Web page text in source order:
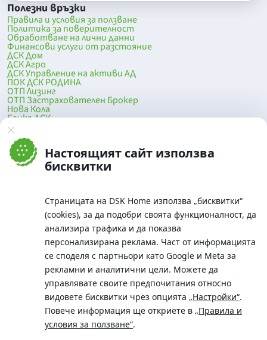
Настоящият сайт използва
бисквитки
Страницата на DSK Home използва „бисквитки“
(cookies), за да подобри своята функционалност, да
анализира трафика и да показва
персонализирана реклама. Част от информацията
се споделя с партньори като Google и Meta за
рекламни и аналитични цели. Можете да
управлявате своите предпочитания относно
видовете бисквитки чрез опцията „Настройки“.
Повече информация ще откриете в „Правила и
условия за ползване“.
Полезни връзки
Правила и условия за ползване
Политика за поверителност
Обработване на лични данни
Финансови услуги от разстояние
ДСК Дом
ДСК Агро
ДСК Управление на активи АД
ПОК ДСК РОДИНА
ОТП Лизинг
ОТП Застрахователен Брокер
Нова Кола
Банка ДСК
DSK Mobile
Оферти за продажба от Банка ДСК
Клонова мрежа и банкомати
До началото на страницата
Телефон:
0700 10 375 / *2375
Московска No.19 / ул. Г. Бенковски No. 5, София 1036
SWIFT/BIC: